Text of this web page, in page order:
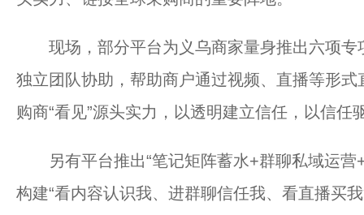
现场，部分平台为义乌商家量身推出六项专
独立团队协助，帮助商户通过视频、直播等形
购商“看见”源头实力，以透明建立信任，以信任
另有平台推出“笔记矩阵蓄水+群聊私域运营
构建“看内容认识我、进群聊信任我、看直播买